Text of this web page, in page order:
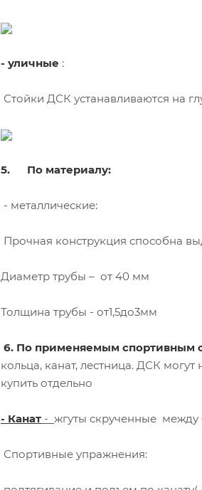
- уличные :
Стойки ДСК устанавливаются на
5. По материалу:
- металлические:
Прочная конструкция способна
Диаметр трубы – от 40 мм
Толщина трубы - от1,5до3мм
6. По применяемым спортивным
кольца, канат, лестница. ДСК
купить
- Канат - жгуты скрученные между
Спортивные упражнения: